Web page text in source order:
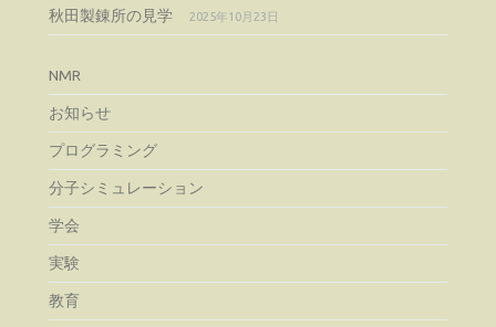
秋田製錬所の見学 2025年10月23日
NMR
お知らせ
プログラミング
分子シミュレーション
学会
実験
教育